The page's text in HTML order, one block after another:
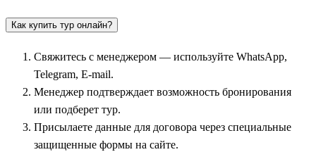
монументальных экскурсий — поездка вглубь Нубийской
каталогах туроператоров —Храм в Абу-Симбел).
Исполинские двадцатиметровые статуи Рамзеса II,
высеченные прямо в скале на берегу водохранилища Насер,
поражают своим масштабом и точностью древних
астрономов.
Как купить тур онлайн?
Свяжитесь с менеджером — используйте WhatsApp,
Telegram, E-mail.
Менеджер подтверждает возможность бронирования
или подберет тур.
Присылаете данные для договора через специальные
защищенные формы на сайте.